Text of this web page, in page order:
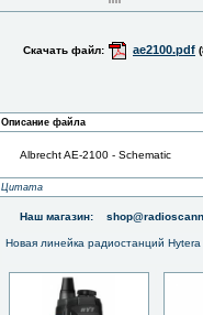
Скачать файл: ae2100.pdf
Описание файла
Albrecht AE-2100 - Schematic
Цитата
Наш магазин:
Новая линейка радиостанций